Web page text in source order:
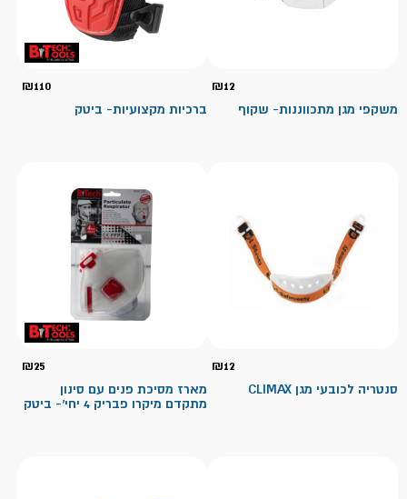
₪12
משקפי מגן מתכווננות- שקוף
₪110
ברכיות מקצועיות- ביטק
₪12
סנטריה לכובעי מגן CLIMAX
₪25
מארז מסיכת פנים עם סינון
מתקדם מיקרו פבריק 4 יחי'- ביטק